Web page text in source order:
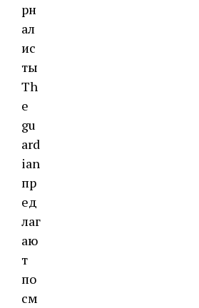
рн
ал
ис
ты
Th
e
gu
ard
ian
пр
ед
лаг
аю
т
по
см